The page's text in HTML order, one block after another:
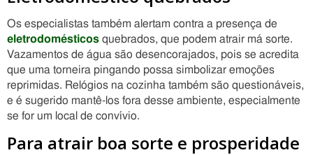
Os especialistas também alertam contra a presença de
eletrodomésticos quebrados, que podem atrair má sorte.
Vazamentos de água são desencorajados, pois se acredita
que uma torneira pingando possa simbolizar emoções
reprimidas. Relógios na cozinha também são questionáveis,
e é sugerido mantê-los fora desse ambiente, especialmente
se for um local de convívio.
Para atrair boa sorte e prosperidade